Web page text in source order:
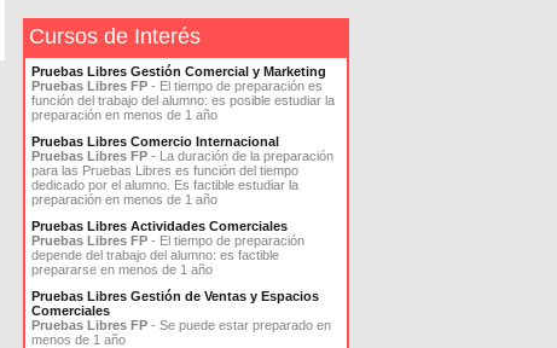
Cursos de Interés
Pruebas Libres Gestión Comercial y Marketing
Pruebas Libres FP - El tiempo de preparación es
función del trabajo del alumno: es posible estudiar la
preparación en menos de 1 año
Pruebas Libres Comercio Internacional
Pruebas Libres FP - La duración de la preparación
para las Pruebas Libres es función del tiempo
dedicado por el alumno. Es factible estudiar la
preparación en menos de 1 año
Pruebas Libres Actividades Comerciales
Pruebas Libres FP - El tiempo de preparación
depende del trabajo del alumno: es factible
prepararse en menos de 1 año
Pruebas Libres Gestión de Ventas y Espacios
Comerciales
Pruebas Libres FP - Se puede estar preparado en
menos de 1 año